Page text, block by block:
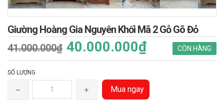
Giường Hoàng Gia Nguyên Khối Mã 2 Gỗ Gõ Đỏ
CÒN HÀNG
41.000.000₫ 40.000.000₫
SỐ LƯỢNG
Mua ngay